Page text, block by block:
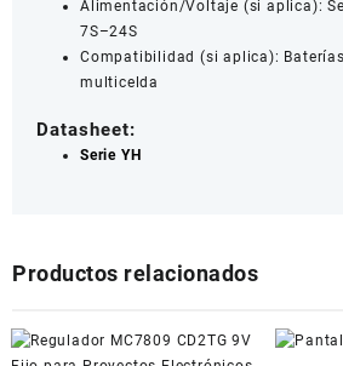
Alimentación/Voltaje (si aplica):
7S–24S
Compatibilidad (si aplica):
multicelda
Datasheet:
Serie YH
Productos relacionados